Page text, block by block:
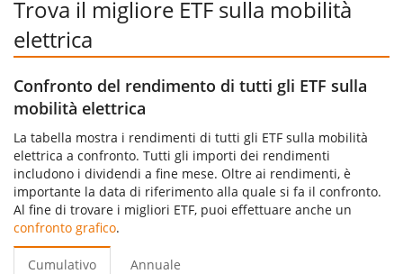
Trova il migliore ETF sulla mobilità
elettrica
Confronto del rendimento di tutti gli ETF sulla
mobilità elettrica
La tabella mostra i rendimenti di tutti gli ETF sulla mobilità
elettrica a confronto. Tutti gli importi dei rendimenti
includono i dividendi a fine mese. Oltre ai rendimenti, è
importante la data di riferimento alla quale si fa il confronto.
Al fine di trovare i migliori ETF, puoi effettuare anche un
confronto grafico.
Cumulativo Annuale